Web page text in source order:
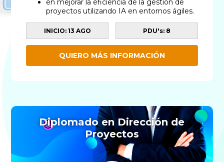
en mejorar la eficiencia de la gestión de
proyectos utilizando IA en entornos ágiles.
INICIO: 13 AGO PDU's: 8
QUIERO MÁS INFORMACIÓN
Diplomado en Dirección de
Proyectos